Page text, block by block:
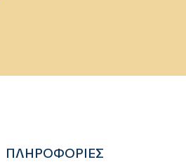
ΠΛΗΡΟΦΟΡΙΕΣ